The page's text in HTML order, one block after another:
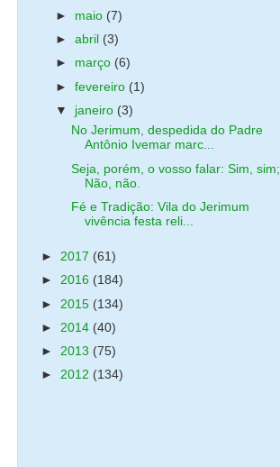
► maio (7)
►abril (3)
► março (6)
►fevereiro (1)
▼ janeiro (3)
No Jerimum, despedida do Padre
Antônio Ivemar marc...
Seja, porém, o vosso falar: Sim, sim;
Não, não.
Fé e Tradição: Vila do Jerimum
vivência festa reli...
► 2017 (61)
► 2016 (184)
► 2015 (134)
► 2014 (40)
► 2013 (75)
► 2012 (134)